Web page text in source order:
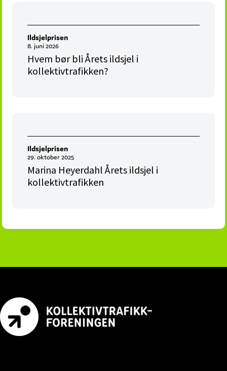
Ildsjelprisen
8. juni 2026
Hvem bør bli Årets ildsjel i
kollektivtrafikken?
Ildsjelprisen
29. oktober 2025
Marina Heyerdahl Årets ildsjel i
kollektivtrafikken